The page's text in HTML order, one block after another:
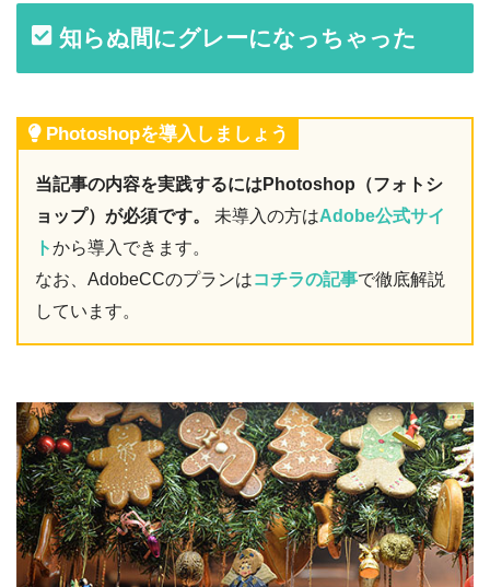
知らぬ間にグレーになっちゃった
Photoshopを導入しましょう
当記事の内容を実践するにはPhotoshop（フォトシ
ョップ）が必須です。
未導入の方はAdobe公式サイ
トから導入できます。
なお、AdobeCCのプランはコチラの記事で徹底解説
しています。